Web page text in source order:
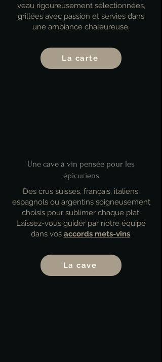
veau rigoureusement sélectionnées,
grillées avec passion et servies dans
une ambiance chaleureuse.
La carte
Une cave à vin pensée pour les
épicuriens
Des crus suisses, français, italiens,
espagnols ou argentins soigneusement
choisis pour sublimer chaque plat.
Laissez-vous guider par notre équipe
dans vos accords mets-vins.
La cave